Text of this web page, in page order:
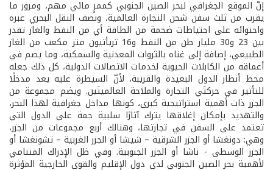
إنّ الموقع الجغرافي لبحر الصين الجنوبي كممرٍ مائي مهم، ومرور ما
يقرب من ثلث سفن شحن التجارة العالمية، ونصف النقل البحري عبره
واحتوائه على احتياطات ضخمة من الطاقة أي من النفط والغاز تقدر
بين 23 و30 مليار طن من النفط و16 تريأتيون متر مكعب من الغاز
الطبيعي، إضافة إلى غناه بالثروات المعدنية والسمكية، وما يضم في
أعماقه من الكابلات الحيوية لخدمات الاتصالات الدولية، كل ذلك جعله
محط أنظار الدول البعيدة والقريبة، لأنّ السيطرة عليه يعد مدخلًا
للتأثير في حركتَي التجارة والملاحة العالميتَين. ويضم مجموعة من
الجزر ذات أهمية استراتيجية كبرى، كونها مداخل جغرافية لهذا البحر،
والتهديد بإمكان إغلاقها يترك آثارًا سلبية جمة على الدول التي
تعتمد على السفن في تجارتها، وهنالك أربع مجموعات من الجزر،
وهي: دونغشا أو الجزر الشرقية – شيشا أو الجزر الغربية – تشونغشا أو
الجزر الوسطى - ناشا أو الجزر الجنوبية. وفي ظل الإدراك المتنامي
لأهمية بحر الصين الجنوبي لدى دول الإقليم والقوى الخارجية المؤثرة